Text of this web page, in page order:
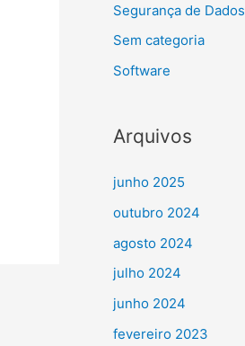
Segurança de Dados
Sem categoria
Software
Arquivos
junho 2025
outubro 2024
agosto 2024
julho 2024
junho 2024
fevereiro 2023